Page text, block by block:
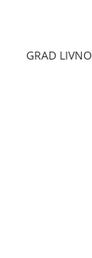
GRAD LIVNO